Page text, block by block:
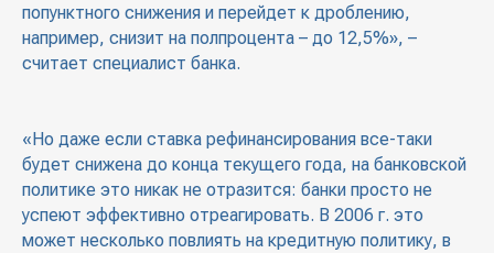
попунктного снижения и перейдет к дроблению,
например, снизит на полпроцента – до 12,5%», –
считает специалист банка.
«Но даже если ставка рефинансирования все-таки
будет снижена до конца текущего года, на банковской
политике это никак не отразится: банки просто не
успеют эффективно отреагировать. В 2006 г. это
может несколько повлиять на кредитную политику, в